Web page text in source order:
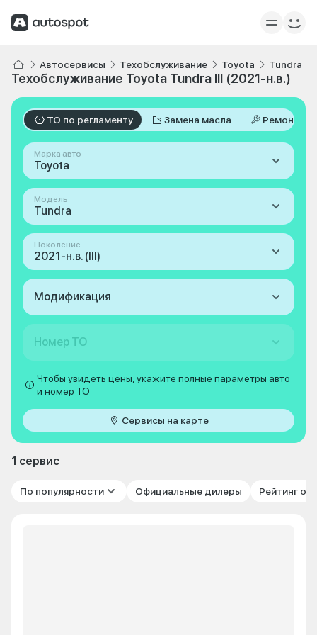
Автосервисы Техобслуживание Toyota Tundra
Техобслуживание Toyota Tundra III (2021-н.в.)
ТО по регламенту Замена масла Ремонт
Марка авто
Toyota
Модель
Tundra
Поколение
2021-н.в. (III)
Модификация
Номер ТО
Чтобы увидеть цены, укажите полные параметры авто
и номер ТО
Сервисы на карте
1 сервис
По популярности Официальные дилеры Рейтинг